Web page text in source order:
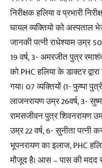
निरीक्षक हलिया व प्रभारी
घायल व्यक्तियो को अस्पताल
जानकी पत्नी राधेश्याम उम्र
19 वर्ष, 3- अमरजीत पुत्र
को PHC हलिया के डाक्टर
गया। 07 व्यक्तियों (1- फुष्पा
लाजनरायण उम्र 26वर्ष, 3-
रामसजीवन पुत्र शिवनरायण
उम्र 22 वर्ष, 6- सुनीता पत्नी
भूपनरायण का इलाज, PHC
मौजूद है। आस – पास की मदद से